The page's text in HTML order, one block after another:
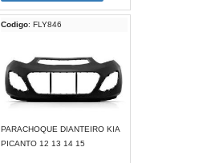
Codigo: FLY846
PARACHOQUE DIANTEIRO KIA
PICANTO 12 13 14 15